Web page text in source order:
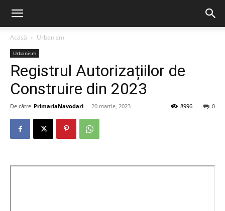
Acasă Urbanism
Urbanism
Registrul Autorizațiilor de
Construire din 2023
De către PrimariaNavodari - 20 martie, 2023 0
8996